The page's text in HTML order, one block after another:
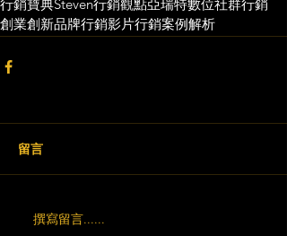
行銷寶典Steven行銷觀點亞瑞特數位社群行銷
創業創新品牌行銷影片行銷案例解析
留言
撰寫留言......